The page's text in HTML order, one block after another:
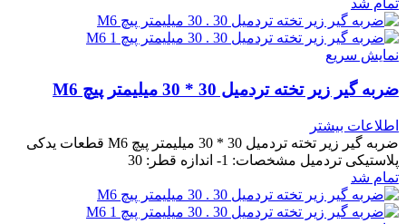
نمایش سریع
ضربه گیر زیر تخته تردمیل 30 * 30 میلیمتر پیچ M6
اطلاعات بیشتر
ضربه گیر زیر تخته تردمیل 30 * 30 میلیمتر پیچ M6 قطعات یدکی
پلاستیکی تردمیل مشخصات: 1- اندازه قطر: 30
تمام شد